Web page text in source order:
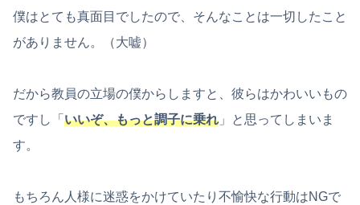
僕はとても真面目でしたので、そんなことは一切したこと
がありません。（大嘘）
だから教員の立場の僕からしますと、彼らはかわいいもの
ですし「 いいぞ、もっと調子に乗れ 」と思ってしまいま
す。
もちろん人様に迷惑をかけていたり不愉快な行動はNGで